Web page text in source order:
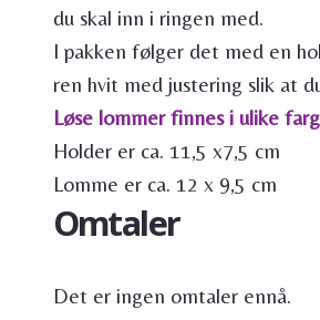
du skal inn i ringen med.
I pakken følger det med en
ren hvit med justering slik at
Løse lommer finnes i ulike
Holder er ca. 11,5 x7,5 cm
Lomme er ca. 12 x 9,5 cm
Omtaler
Det er ingen omtaler ennå.